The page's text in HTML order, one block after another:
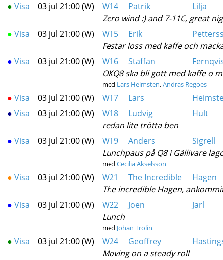
● Visa 03 jul 21:00 (W) W14 Patrik
Lilja
Zero wind :) and 7-11C, great
● Visa 03 jul 21:00 (W) W15 Erik
Festar loss med kaffe och
● Visa 03 jul 21:00 (W) W16 Staffan
OKQ8 ska bli gott med kaffe o
med Lars Heimsten,Andras Regoes
● Visa 03 jul 21:00 (W) W17 Lars
● Visa 03 jul 21:00 (W) W18 Ludvig
Hult
redan lite trötta ben
● Visa 03 jul 21:00 (W) W19 Anders
Sigrell
Lunchpaus på Q8 i Gällivare
med Cecilia Akselsson
● Visa 03 jul 21:00 (W) W21 The Incredible
Hagen
The incredible Hagen,
● Visa 03 jul 21:00 (W) W22 Joen
Jarl
Lunch
med Johan Trolin
● Visa 03 jul 21:00 (W) W24 Geoffrey
Moving on a steady roll